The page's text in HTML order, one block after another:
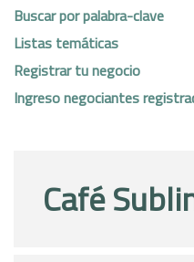
Buscar por palabra-clave
Listas temáticas
Registrar tu negocio
Ingreso negociantes
Café